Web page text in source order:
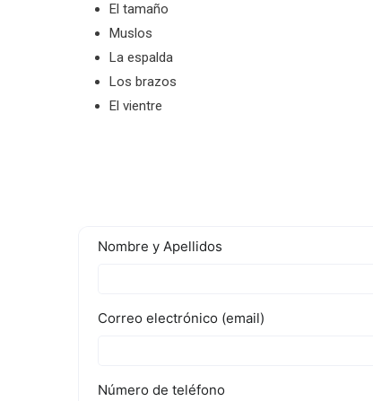
El tamaño
Muslos
La espalda
Los brazos
El vientre